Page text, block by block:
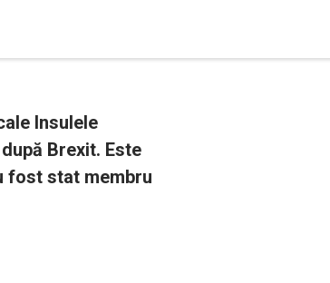
Insulele
Brexit. Este
fost stat membru